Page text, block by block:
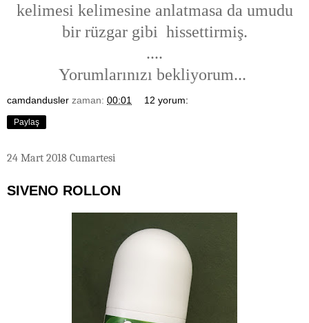
kelimesi kelimesine anlatmasa da umudu
bir rüzgar gibi hissettirmiş.
....
Yorumlarınızı bekliyorum...
camdandusler zaman: 00:01 12 yorum:
Paylaş
24 Mart 2018 Cumartesi
SIVENO ROLLON